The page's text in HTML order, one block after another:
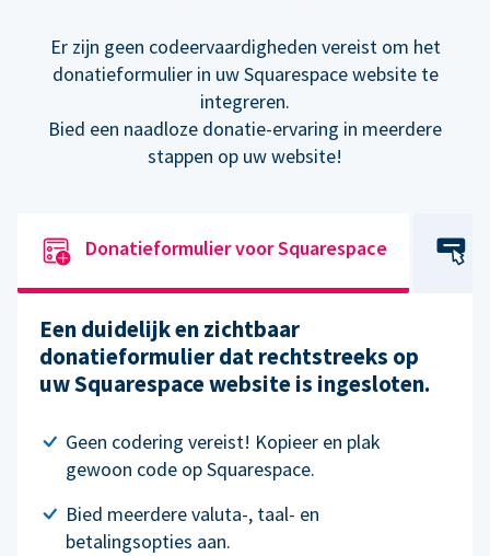
Er zijn geen codeervaardigheden vereist om het
donatieformulier in uw Squarespace website te
integreren.
Bied een naadloze donatie-ervaring in meerdere
stappen op uw website!
Donatieformulier voor Squarespace
Een duidelijk en zichtbaar
donatieformulier dat rechtstreeks op
uw Squarespace website is ingesloten.
Geen codering vereist! Kopieer en plak
gewoon code op Squarespace.
Bied meerdere valuta-, taal- en
betalingsopties aan.